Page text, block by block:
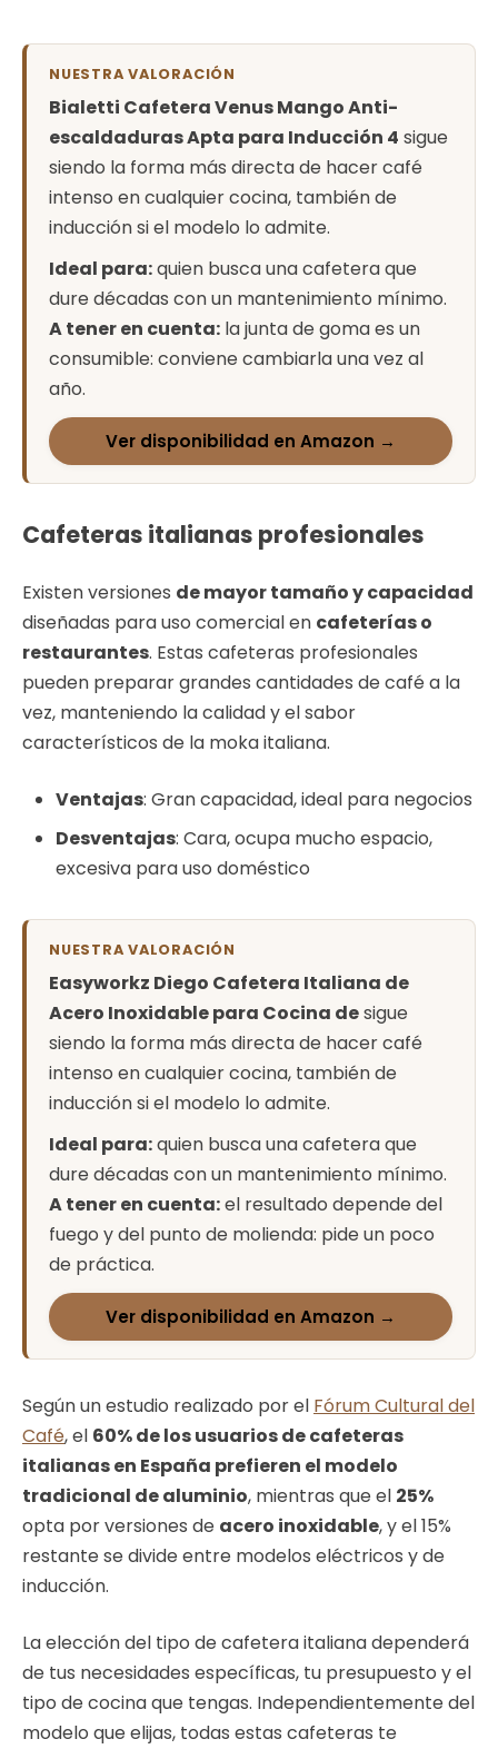
NUESTRA VALORACIÓN
Bialetti Cafetera Venus Mango Anti-
escaldaduras Apta para Inducción 4 sigue
siendo la forma más directa de hacer café
intenso en cualquier cocina, también de
inducción si el modelo lo admite.
Ideal para:quien busca una cafetera que
dure décadas con un mantenimiento mínimo.
A tener en cuenta: la junta de goma es un
consumible: conviene cambiarla una vez al
año.
Ver disponibilidad en Amazon →
Cafeteras italianas profesionales
Existen versiones de mayor tamaño y capacidad
diseñadas para uso comercial en cafeterías o
restaurantes. Estas cafeteras profesionales
pueden preparar grandes cantidades de café a la
vez, manteniendo la calidad y el sabor
característicos de la moka italiana.
Ventajas: Gran capacidad, ideal para negocios
Desventajas: Cara, ocupa mucho espacio,
excesiva para uso doméstico
NUESTRA VALORACIÓN
Easyworkz Diego Cafetera Italiana de
Acero Inoxidable para Cocina desigue
siendo la forma más directa de hacer café
intenso en cualquier cocina, también de
inducción si el modelo lo admite.
Ideal para:quien busca una cafetera que
dure décadas con un mantenimiento mínimo.
A tener en cuenta:el resultado depende del
fuego y del punto de molienda: pide un poco
de práctica.
Ver disponibilidad en Amazon →
Según un estudio realizado por el Fórum Cultural del
Café, el 60% de los usuarios de cafeteras
italianas en España prefieren el modelo
tradicional de aluminio, mientras que el 25%
opta por versiones de acero inoxidable, y el 15%
restante se divide entre modelos eléctricos y de
inducción.
La elección del tipo de cafetera italiana dependerá
de tus necesidades específicas, tu presupuesto y el
tipo de cocina que tengas. Independientemente del
modelo que elijas, todas estas cafeteras te